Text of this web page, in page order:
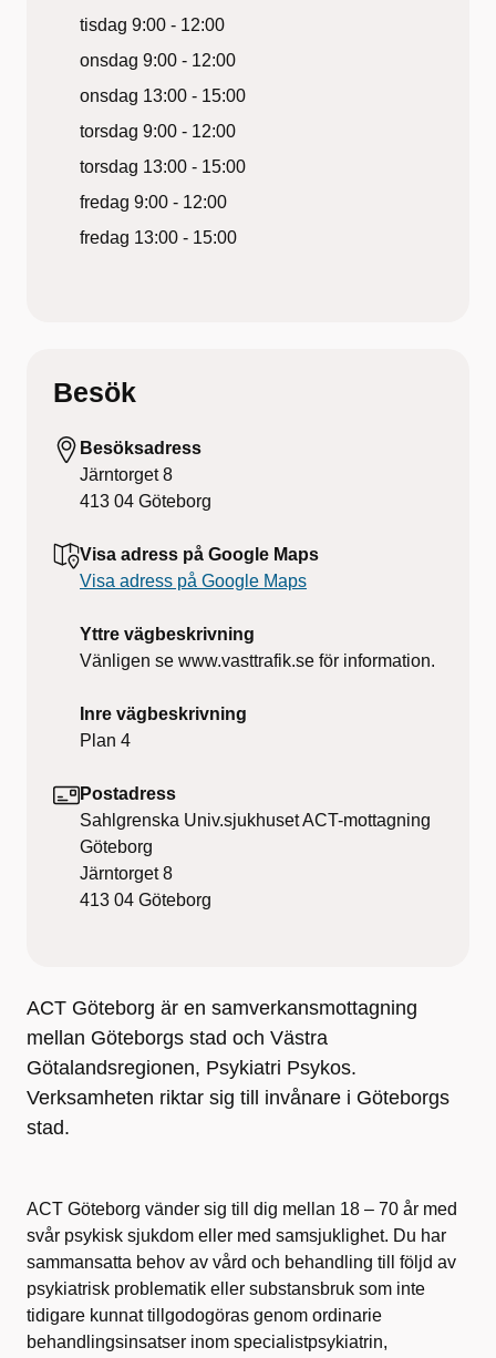
tisdag 9:00 - 12:00
onsdag 9:00 - 12:00
onsdag 13:00 - 15:00
torsdag 9:00 - 12:00
torsdag 13:00 - 15:00
fredag 9:00 - 12:00
fredag 13:00 - 15:00
Besök
Besöksadress
Järntorget 8
413 04 Göteborg
Visa adress på Google Maps
Visa adress på Google Maps
Yttre vägbeskrivning
Vänligen se www.vasttrafik.se för information.
Inre vägbeskrivning
Plan 4
Postadress
Sahlgrenska Univ.sjukhuset ACT-mottagning
Göteborg
Järntorget 8
413 04 Göteborg
ACT Göteborg är en samverkansmottagning
mellan Göteborgs stad och Västra
Götalandsregionen, Psykiatri Psykos.
Verksamheten riktar sig till invånare i Göteborgs
stad.
ACT Göteborg vänder sig till dig mellan 18 – 70 år med
svår psykisk sjukdom eller med samsjuklighet. Du har
sammansatta behov av vård och behandling till följd av
psykiatrisk problematik eller substansbruk som inte
tidigare kunnat tillgodogöras genom ordinarie
behandlingsinsatser inom specialistpsykiatrin,